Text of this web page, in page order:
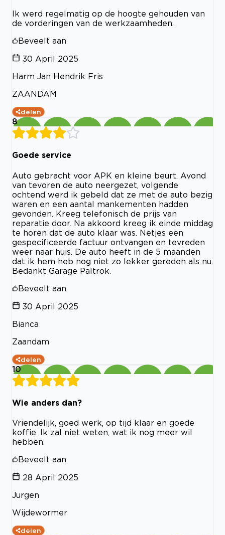
Ik werd regelmatig op de hoogte gehouden van
de vorderingen van de werkzaamheden.
Beveelt aan
30 April 2025
Harm Jan Hendrik Fris
ZAANDAM
delen
8
Goede service
Auto gebracht voor APK en kleine beurt. Avond
van tevoren de auto neergezet, volgende
ochtend werd ik gebeld dat ze met de auto bezig
waren en een aantal mankementen hadden
gevonden. Kreeg telefonisch de prijs van
reparatie door. Na akkoord kreeg ik einde middag
te horen dat de auto klaar was. Netjes een
gespecificeerde factuur ontvangen en tevreden
weer naar huis. De auto heeft in de 5 maanden
dat ik hem heb nog niet zo lekker gereden als nu.
Bedankt Garage Paltrok.
Beveelt aan
30 April 2025
Bianca
Zaandam
delen
10
Wie anders dan?
Vriendelijk, goed werk, op tijd klaar en goede
koffie. Ik zal niet weten, wat ik nog meer wil
hebben.
Beveelt aan
28 April 2025
Jurgen
Wijdewormer
delen